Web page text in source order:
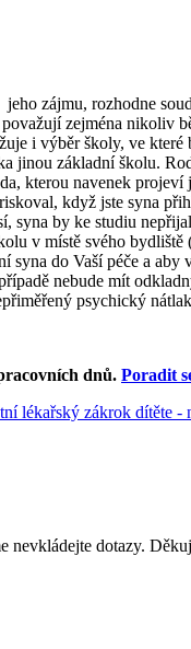
zájmu, rozhodne
zejména nikoliv
i výběr školy, ve
jinou základní školu.
kterou navenek
když jste syna
syna by ke studiu
v místě svého
do Vaší péče a
nebude mít
psychický
dnů. Poradit
lékařský zákrok dítěte -
nevkládejte dotazy.